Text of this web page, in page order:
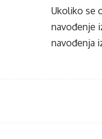
Ukoliko se
navođenje
navođenja